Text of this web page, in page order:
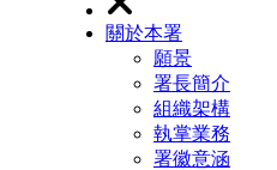
關於本署
願景
署長簡介
組織架構
執掌業務
署徽意涵